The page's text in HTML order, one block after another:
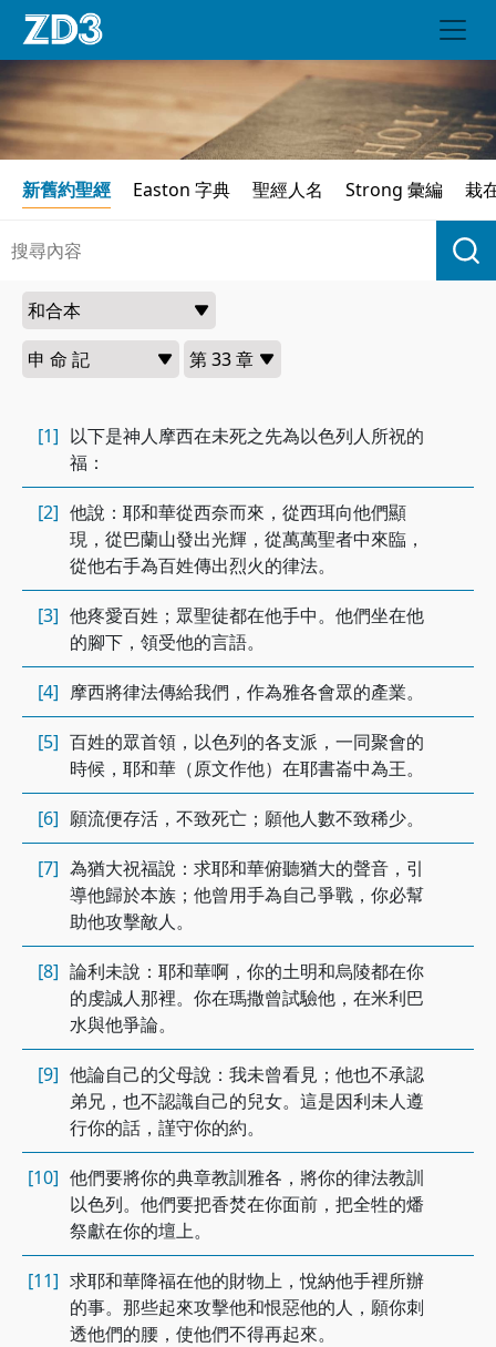
新舊約聖經 Easton 字典 聖經人名 Strong 彙編 栽
[1] 以下是神人摩西在未死之先為以色列人所祝的
福：
[2] 他說：耶和華從西奈而來，從西珥向他們顯
現，從巴蘭山發出光輝，從萬萬聖者中來臨，
從他右手為百姓傳出烈火的律法。
[3] 他疼愛百姓；眾聖徒都在他手中。他們坐在他
的腳下，領受他的言語。
[4] 摩西將律法傳給我們，作為雅各會眾的產業。
[5] 百姓的眾首領，以色列的各支派，一同聚會的
時候，耶和華（原文作他）在耶書崙中為王。
[6] 願流便存活，不致死亡；願他人數不致稀少。
[7] 為猶大祝福說：求耶和華俯聽猶大的聲音，引
導他歸於本族；他曾用手為自己爭戰，你必幫
助他攻擊敵人。
[8] 論利未說：耶和華啊，你的土明和烏陵都在你
的虔誠人那裡。你在瑪撒曾試驗他，在米利巴
水與他爭論。
[9] 他論自己的父母說：我未曾看見；他也不承認
弟兄，也不認識自己的兒女。這是因利未人遵
行你的話，謹守你的約。
[10] 他們要將你的典章教訓雅各，將你的律法教訓
以色列。他們要把香焚在你面前，把全牲的燔
祭獻在你的壇上。
[11] 求耶和華降福在他的財物上，悅納他手裡所辦
的事。那些起來攻擊他和恨惡他的人，願你刺
透他們的腰，使他們不得再起來。